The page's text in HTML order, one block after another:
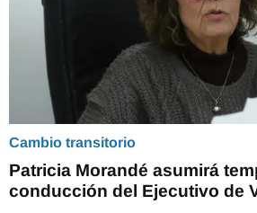
Cambio transitorio
Patricia Morandé asumirá
conducción del Ejecutivo de